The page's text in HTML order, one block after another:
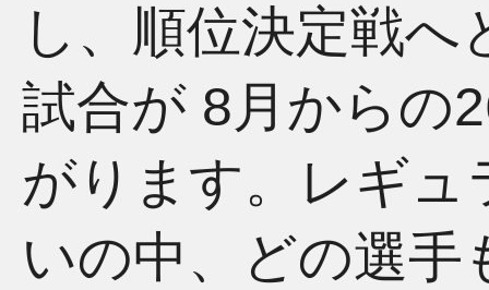
し、順位決定戦
試合が 8月からの
がります。レギ
いの中、どの選手